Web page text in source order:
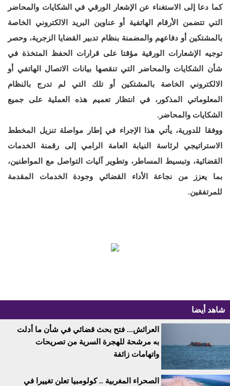
كما دعا إلى الاستغناء عن الإشعار الورقي في الشكايات والمحاضر
التي تتضمن الأرقام الهاتفية أو عناوين البريد الالكتروني الخاصة
بالمشتكين أو دفاعهم والمضمنة بنظام تدبير القضايا الزجرية، وحصر
توجيه الإشعارات الورقية مؤقتا على قرارات الحفظ المتخذة في
شأن الشكايات والمحاضر التي تنقصها بيانات الاتصال الهاتفي أو
الالكتروني الخاصة بالمشتكين أو تلك التي لم تدرج بالنظام
المعلوماتي المذكور، في انتظار تعميم هذه العملية على جميع
الشكايات والمحاضر.
ووفقا للدورية، يأتي هذا الإجراء في إطار مواصلة تنزيل المخطط
الاستراتيجي لرئاسة النيابة العامة الرامي إلى رقمنة الخدمات
القضائية، وتبسيط المساطر، وتطوير آليات التواصل مع المواطنين،
بما يعزز من نجاعة الأداء القضائي وجودة الخدمات المقدمة
للمرتفقين.
شاهد أيضا
العرائش... فتح بحث قضائي في شأن ما أدلت
به مرشحة للهجرة السرية من تصريحات
واتهامات زائفة
الصحراء المغربية .. كولومبيا تعلن تغييرا في